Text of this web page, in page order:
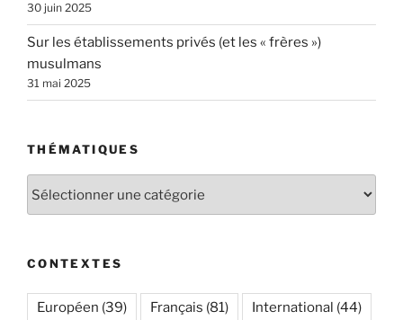
30 juin 2025
Sur les établissements privés (et les « frères »)
musulmans
31 mai 2025
THÉMATIQUES
CONTEXTES
Européen (39) Français (81) International (44)